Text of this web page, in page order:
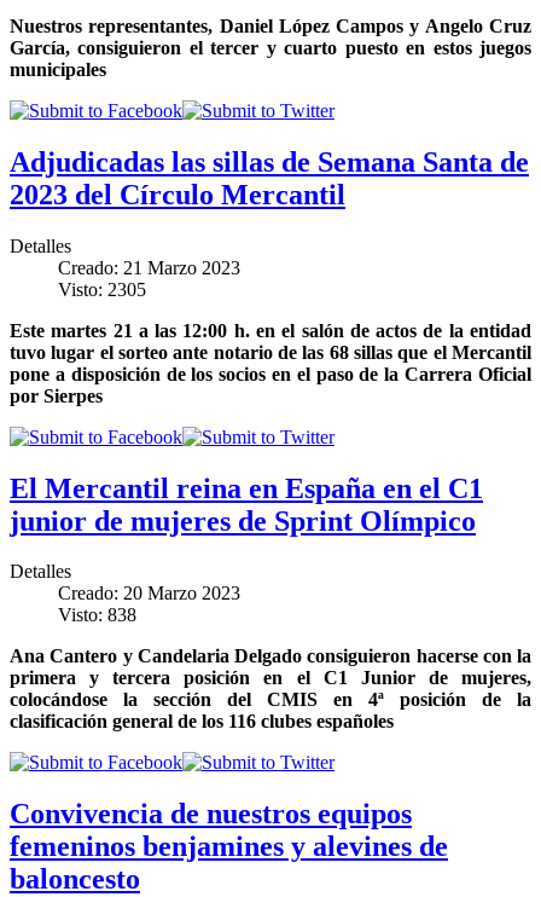
Nuestros representantes, Daniel López Campos y Angelo Cruz
García, consiguieron el tercer y cuarto puesto en estos juegos
municipales
Adjudicadas las sillas de Semana Santa de
2023 del Círculo Mercantil
Detalles
Creado: 21 Marzo 2023
Visto: 2305
Este martes 21 a las 12:00 h. en el salón de actos de la entidad
tuvo lugar el sorteo ante notario de las 68 sillas que el Mercantil
pone a disposición de los socios en el paso de la Carrera Oficial
por Sierpes
El Mercantil reina en España en el C1
junior de mujeres de Sprint Olímpico
Detalles
Creado: 20 Marzo 2023
Visto: 838
Ana Cantero y Candelaria Delgado consiguieron hacerse con la
primera y tercera posición en el C1 Junior de mujeres,
colocándose la sección del CMIS en 4ª posición de la
clasificación general de los 116 clubes españoles
Convivencia de nuestros equipos
femeninos benjamines y alevines de
baloncesto